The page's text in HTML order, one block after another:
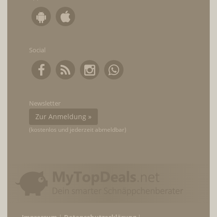
Social
Newsletter
Zur Anmeldung »
(kostenlos und jederzeit abmeldbar)